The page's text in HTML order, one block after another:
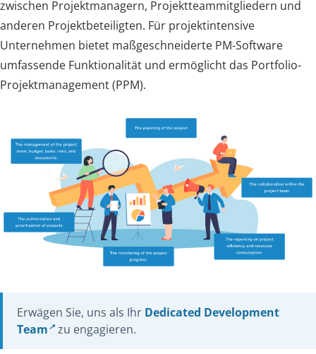
zwischen Projektmanagern, Projektteammitgliedern und
anderen Projektbeteiligten. Für projektintensive
Unternehmen bietet maßgeschneiderte PM-Software
umfassende Funktionalität und ermöglicht das Portfolio-
Projektmanagement (PPM).
Erwägen Sie, uns als Ihr Dedicated Development
Team
zu engagieren.